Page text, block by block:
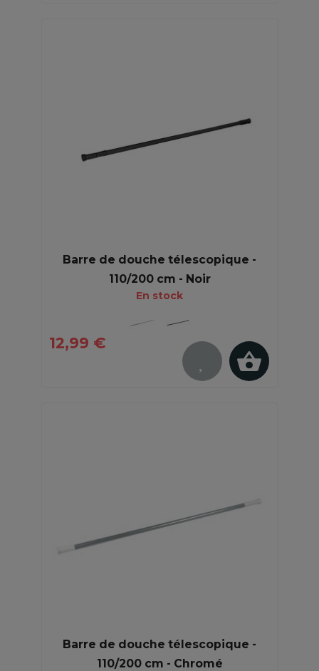
Barre de douche télescopique -
110/200 cm - Noir
En stock
12,99 €
Barre de douche télescopique -
110/200 cm - Chromé